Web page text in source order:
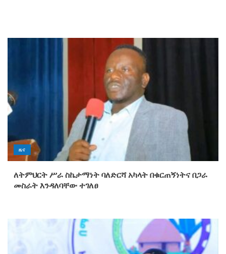
ዜና
ለትምህርት ሥራ ስኬታማነት ባለድርሻ አካላት በቁርጠኝነትና በጋራ
መስራት እንዳለባቸው ተገለፀ